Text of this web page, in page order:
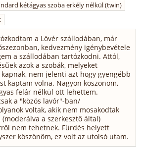
kétágyas szoba erkély nélkül (twin)
a Lövér szállodában, már
kedvezmény igénybevétele
a szállodában tartózkodni. Attól,
azok a szobák, melyeket
nem jelenti azt hogy gyengébb
kaptam volna. Nagyon köszönöm,
felár nélkül ott lehettem.
a "közös lavór"-ban/
voltak, akik nem mosakodtak
a szerkesztő által)
nem tehetnek. Fürdés helyett
köszönöm, ez volt az utolsó utam.